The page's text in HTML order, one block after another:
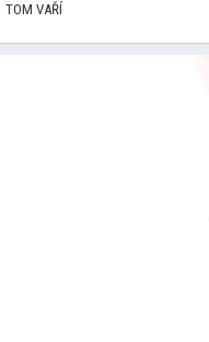
TOM VAŘÍ